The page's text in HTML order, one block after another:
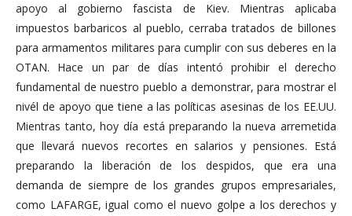
apoyo al gobierno fascista de Kiev. Mientras aplicaba
impuestos barbaricos al pueblo, cerraba tratados de billones
para armamentos militares para cumplir con sus deberes en la
OTAN. Hace un par de días intentó prohibir el derecho
fundamental de nuestro pueblo a demonstrar, para mostrar el
nivél de apoyo que tiene a las políticas asesinas de los EE.UU.
Mientras tanto, hoy día está preparando la nueva arremetida
que llevará nuevos recortes en salarios y pensiones. Está
preparando la liberación de los despidos, que era una
demanda de siempre de los grandes grupos empresariales,
como LAFARGE, igual como el nuevo golpe a los derechos y